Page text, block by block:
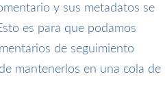
y sus metadatos se
es para que podamos
de seguimiento
mantenerlos en una cola de